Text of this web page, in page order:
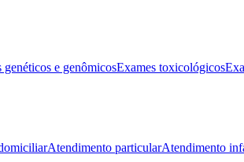
genéticos e genômicosExames toxicológicos
Atendimento particularAtendimento